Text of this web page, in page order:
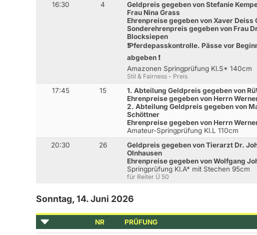
16:30 4
Geldpreis gegeben von Stefanie
Frau Nina Grass
Ehrenpreise gegeben von Xaver Deiss
Sonderehrenpreis gegeben von Frau
Blocksiepen
❗️Pferdepasskontrolle. Pässe vor
abgeben ❗️
Amazonen Springprüfung Kl.S* 140cm
Stil & Fairness - Preis
17:45 15
1. Abteilung Geldpreis gegeben von
Ehrenpreise gegeben von Herrn
2. Abteilung Geldpreis gegeben von
Schöttner
Ehrenpreise gegeben von Herrn
Amateur-Springprüfung Kl.L 110cm
20:30 26
Geldpreis gegeben von Tierarzt Dr.
Olnhausen
Ehrenpreise gegeben von Wolfgang
Springprüfung Kl.A* mit Stechen 95cm
für Reiter Ü 50
Sonntag, 14. Juni 2026
NR PRÜFUNG